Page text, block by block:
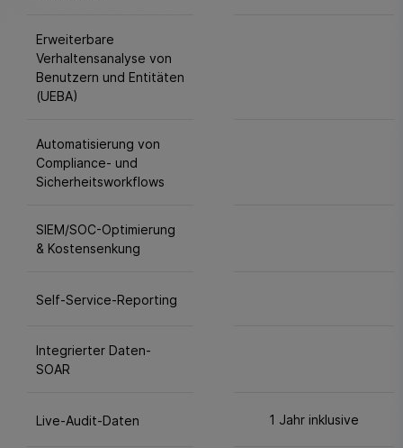
Erweiterbare
Verhaltensanalyse von
Benutzern und Entitäten
(UEBA)
Automatisierung von
Compliance- und
Sicherheitsworkflows
SIEM/SOC-Optimierung
& Kostensenkung
Self-Service-Reporting
Integrierter Daten-
SOAR
Live-Audit-Daten 1 Jahr inklusive